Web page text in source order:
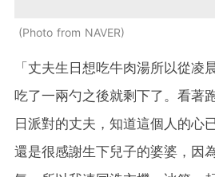
Photo from NAVER
「丈夫生日想吃牛肉湯所以從凌
吃了一兩勺之後就剩下了。看著
日派對的丈夫，知道這個人的心
還是很感謝生下兒子的婆婆，因